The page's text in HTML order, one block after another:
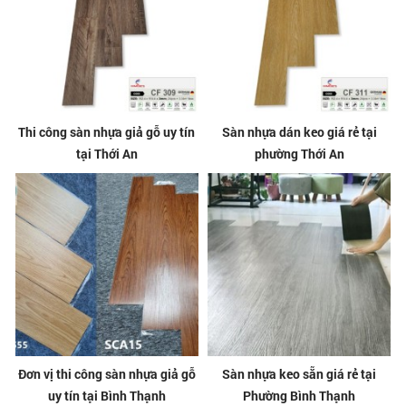
Thi công sàn nhựa giả gỗ uy tín
tại Thới An
Sàn nhựa dán keo giá rẻ tại
phường Thới An
Đơn vị thi công sàn nhựa giả gỗ
uy tín tại Bình Thạnh
Sàn nhựa keo sẵn giá rẻ tại
Phường Bình Thạnh